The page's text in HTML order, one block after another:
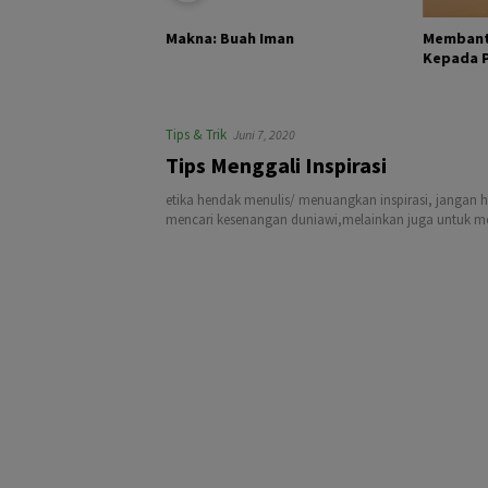
Makna: Buah Iman
Kepada
Tips & Trik Juni 7, 2020
Tips Menggali Inspirasi
etika hendak menulis/ menuangkan inspirasi, jangan
mencari kesenangan duniawi,melainkan juga untuk